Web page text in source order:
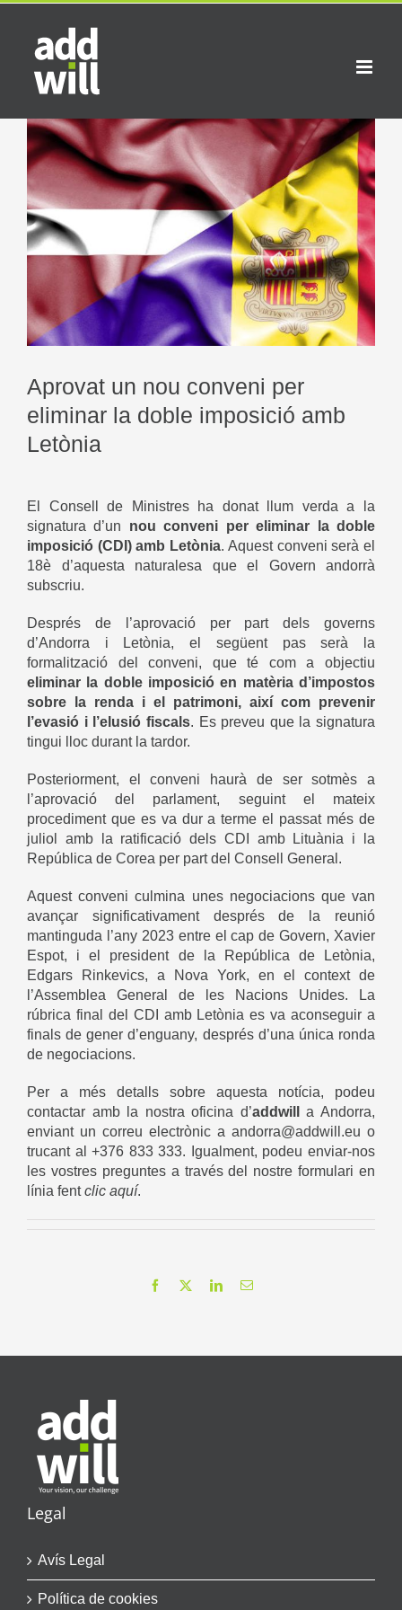
Skip
content
View
Larger
Image
Aprovat un nou conveni per
eliminar la doble imposició amb
Letònia
El Consell de Ministres ha donat llum verda a la
signatura d’un nou conveni per eliminar la doble
imposició (CDI) amb Letònia. Aquest conveni serà el
18è d’aquesta naturalesa que el Govern andorrà
subscriu.
Després de l’aprovació per part dels governs
d’Andorra i Letònia, el següent pas serà la
formalització del conveni, que té com a objectiu
eliminar la doble imposició en matèria d’impostos
sobre la renda i el patrimoni, així com prevenir
l’evasió i l’elusió fiscals. Es preveu que la signatura
tingui lloc durant la tardor.
Posteriorment, el conveni haurà de ser sotmès a
l’aprovació del parlament, seguint el mateix
procediment que es va dur a terme el passat més de
juliol amb la ratificació dels CDI amb Lituània i la
República de Corea per part del Consell General.
Aquest conveni culmina unes negociacions que van
avançar significativament després de la reunió
mantinguda l’any 2023 entre el cap de Govern, Xavier
Espot, i el president de la República de Letònia,
Edgars Rinkevics, a Nova York, en el context de
l’Assemblea General de les Nacions Unides. La
rúbrica final del CDI amb Letònia es va aconseguir a
finals de gener d’enguany, després d’una única ronda
de negociacions.
Per a més detalls sobre aquesta notícia, podeu
contactar amb la nostra oficina d’addwilla Andorra,
enviant un correu electrònic a andorra@addwill.eu o
trucant al +376 833 333. Igualment, podeu enviar-nos
les vostres preguntes a través del nostre formulari en
línia fentclic aquí.
Facebook LinkedInEmail
Legal
Avís Legal
Política de cookies